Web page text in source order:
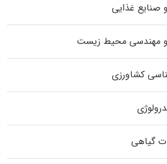
صنایع غذایی
و مهندسی محیط زیست
کشاورزی
گیاهی